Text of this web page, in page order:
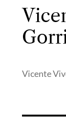
Vicente